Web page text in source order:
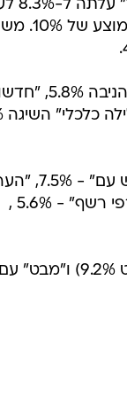
ביום שלישי שעבר
7.3% שתוכנית התחקירים הניבה בשבוע שעבר.
מאוחר יותר בערוץ 2: "המונית של טילטיל" עם 10.6%, "הערב" (שידור
בפרה פריים בערוץ 2: "מהדורה ראשונה" - 7.4%,
- 7.4% ו"תוכנית חיסכון" - 9.2%. בערוץ 10: "הכול כלול" - 4.8%, "חמש עם רפי רשף" - 5.6% ,
בגזרת החדשות: חדשות 2 יורדת ל-16.3%, חדשות 10 יורדת ל-8.3% (אנליסט 9.2%) ו"מבט" עם